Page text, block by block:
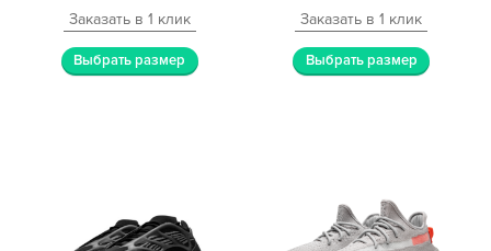
Заказать в 1 клик
Выбрать размер
Заказать в 1 клик
Выбрать размер